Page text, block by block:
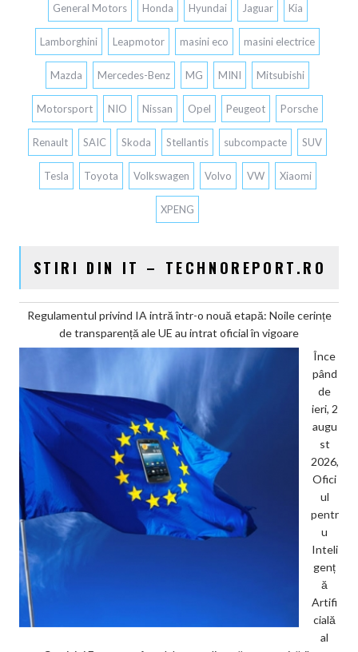
General Motors Honda Hyundai Jaguar Kia
Lamborghini Leapmotor masini eco masini electrice
Mazda Mercedes-Benz MG MINI Mitsubishi
Motorsport NIO Nissan Opel Peugeot Porsche
Renault SAIC Skoda Stellantis subcompacte SUV
Tesla Toyota Volkswagen Volvo VW Xiaomi
XPENG
STIRI DIN IT – TECHNOREPORT.RO
Regulamentul privind IA intră într-o nouă etapă: Noile cerințe
de transparență ale UE au intrat oficial în vigoare
Înce
pând
de
ieri, 2
augu
st
2026,
Ofici
ul
pentr
u
Inteli
genț
ă
Artifi
cială
al